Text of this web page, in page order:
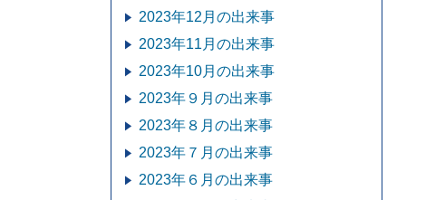
2023年12月の出来事
2023年11月の出来事
2023年10月の出来事
2023年９月の出来事
2023年８月の出来事
2023年７月の出来事
2023年６月の出来事